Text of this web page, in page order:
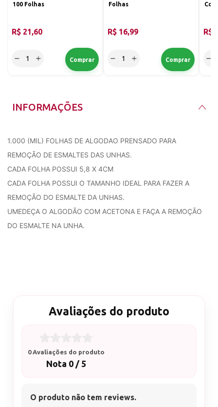
100 Folhas
R$ 21,60
Folhas
R$ 16,99 R$
INFORMAÇÕES
1.000 (MIL) FOLHAS DE ALGODAO PRENSADO PARA
REMOÇÃO DE ESMALTES DAS UNHAS.
CADA FOLHA POSSUI 5,8 X 4CM
CADA FOLHA POSSUI O TAMANHO IDEAL PARA FAZER A
REMOÇÃO DO ESMALTE DA UNHAS.
UMEDEÇA O ALGODÃO COM ACETONA E FAÇA A REMOÇÃO
DO ESMALTE NA UNHA.
Avaliações do produto
0 Avaliações do produto
Nota 0 / 5
O produto não tem reviews.